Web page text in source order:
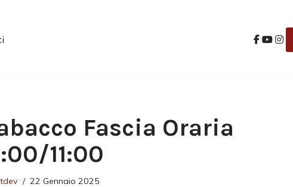
Fascia Oraria
11:00
22 Gennaio 2025